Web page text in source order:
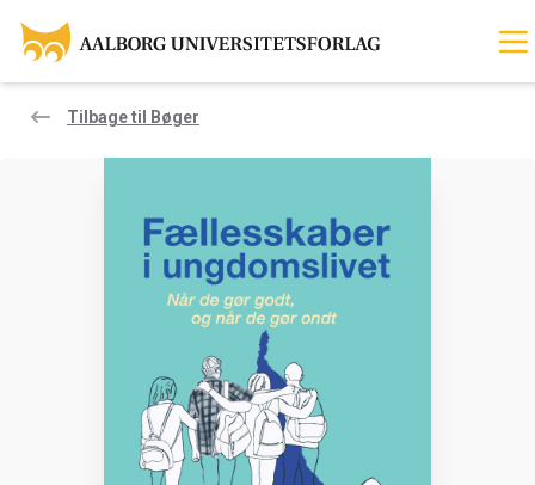
Tilbage til Bøger